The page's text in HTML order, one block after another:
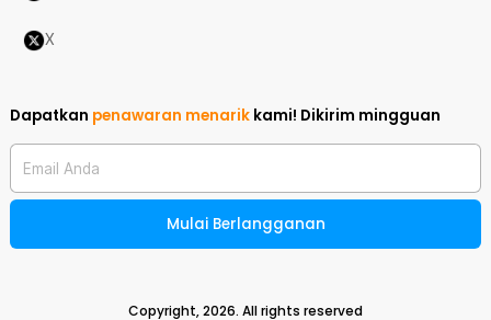
X
Dapatkan penawaran menarik kami! Dikirim mingguan
Email Anda
Mulai Berlangganan
Copyright,2026. All rights reserved